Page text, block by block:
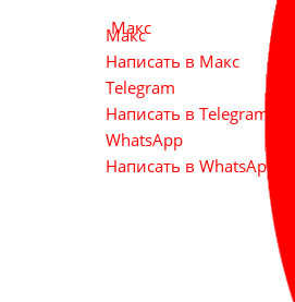
Макс
Макс
Написать в Макс
Telegram
Написать в Telegram.
WhatsApp
Написать в WhatsApp.